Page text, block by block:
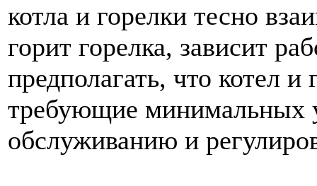
котла и горелки тесно
горит горелка, зависит
предполагать, что котел
требующие минимальных
обслуживанию и